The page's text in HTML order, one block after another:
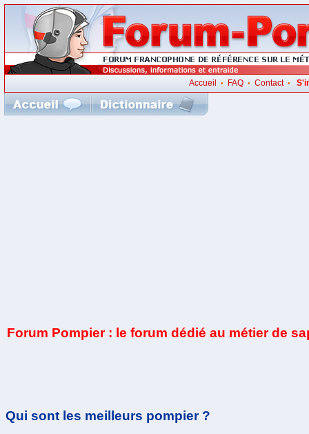
Accueil • FAQ• Contact•
Forum Pompier : le forum dédié au métier de
Qui sont les meilleurs pompier ?